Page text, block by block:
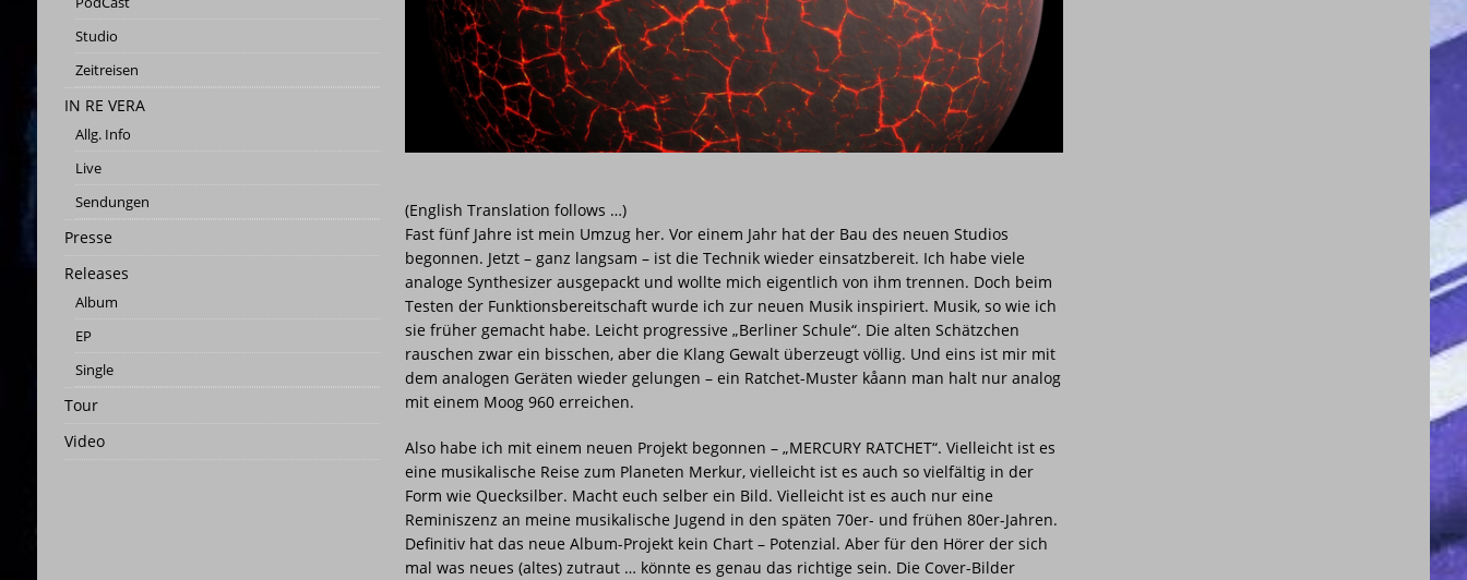
STUDIO | SCHNITTPLATZ
STUDIO
Studio-Panorama
STUDIO
PRESSEMITTEILUNG Q1-1/2026 ALBUM
(English Translation follows …)
Fast fünf Jahre ist mein Umzug her. Vor einem Jahr hat der Bau des neuen Studios
begonnen. Jetzt – ganz langsam – ist die Technik wieder einsatzbereit. Ich habe viele
analoge Synthesizer ausgepackt und wollte mich eigentlich von ihm trennen. Doch beim
Testen der Funktionsbereitschaft wurde ich zur neuen Musik inspiriert. Musik, so wie ich
sie früher gemacht habe. Leicht progressive „Berliner Schule“. Die alten Schätzchen
rauschen zwar ein bisschen, aber die Klang Gewalt überzeugt völlig. Und eins ist mir mit
dem analogen Geräten wieder gelungen – ein Ratchet-Muster kåann man halt nur analog
mit einem Moog 960 erreichen.
Also habe ich mit einem neuen Projekt begonnen – „MERCURY RATCHET“. Vielleicht ist es
eine musikalische Reise zum Planeten Merkur, vielleicht ist es auch so vielfältig in der
Form wie Quecksilber. Macht euch selber ein Bild. Vielleicht ist es auch nur eine
Reminiszenz an meine musikalische Jugend in den späten 70er- und frühen 80er-Jahren.
Definitiv hat das neue Album-Projekt kein Chart – Potenzial. Aber für den Hörer der sich
mal was neues (altes) zutraut … könnte es genau das richtige sein. Die Cover-Bilder
Studio
Zeitreisen
IN RE VERA
Allg. Info
Live
Sendungen
Presse
Releases
Album
EP
Single
Tour
Video